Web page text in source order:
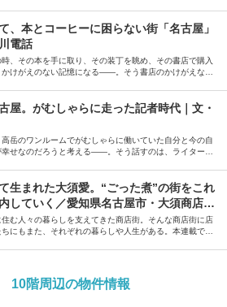
、本とコーヒーに困らない街「名古屋」
電話
、その本を手に取り、その装丁を眺め、その書店で購入
かけがえのない記憶になる――。そう書店のかけがえなさ
た。
屋。がむしゃらに走った記者時代｜文・
岳のワンルームでがむしゃらに働いていた自分と今の自
せなのだろうと考える――。そう話すのは、ライターの
生まれた大須愛。“ごった煮”の街をこれ
していく／愛知県名古屋市・大須商店街
人」スティーブン・カーターさん【商店
ち】
む人々の暮らしを支えてきた商店街。そんな商店街に店
ちにもまた、それぞれの暮らしや人生がある。本連載で
10階周辺の物件情報